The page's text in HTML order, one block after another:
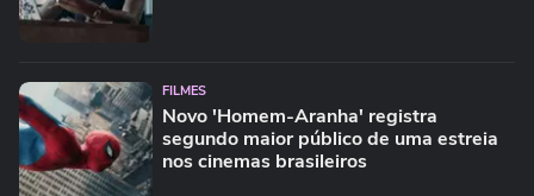
FILMES
Novo 'Homem-Aranha' registra
segundo maior público de uma estreia
nos cinemas brasileiros